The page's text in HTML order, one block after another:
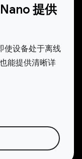
提供
使设备处于离线
能提供清晰详